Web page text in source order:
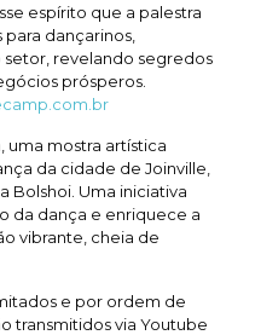
espírito que a palestra
dançarinos,
revelando segredos
prósperos.
uma mostra artística
da cidade de Joinville,
Bolshoi. Uma iniciativa
da dança e enriquece a
vibrante, cheia de
e por ordem de
transmitidos via Youtube